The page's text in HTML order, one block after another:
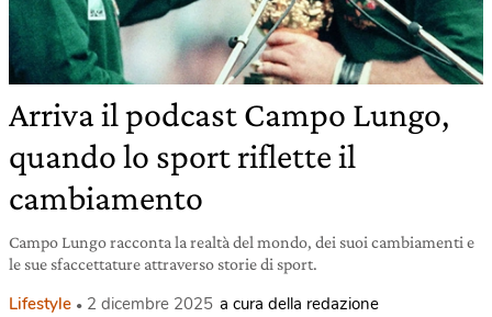
Arriva il podcast Campo Lungo,
quando lo sport riflette il
cambiamento
Campo Lungo racconta la realtà del mondo, dei suoi cambiamenti e
le sue sfaccettature attraverso storie di sport.
Lifestyle 2 dicembre 2025 a cura della redazione